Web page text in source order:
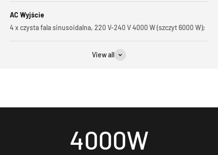
AC Wyjście
4 x czysta fala sinusoidalna, 220 V-240 V 4000 W (szczyt 6000 W);
View all
4000W